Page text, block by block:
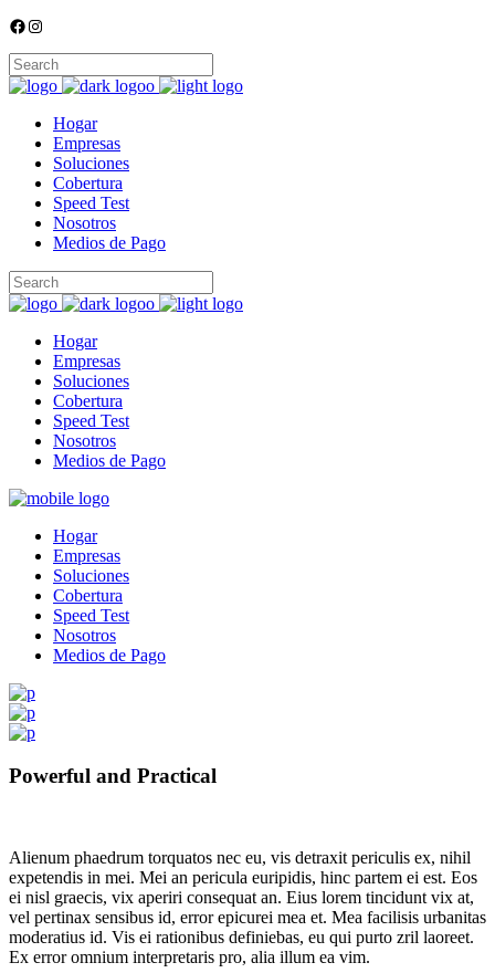
Facebook
Instagram
Hogar
Empresas
Soluciones
Cobertura
Speed Test
Nosotros
Medios de Pago
Hogar
Empresas
Soluciones
Cobertura
Speed Test
Nosotros
Medios de Pago
Hogar
Empresas
Soluciones
Cobertura
Speed Test
Nosotros
Medios de Pago
Powerful and Practical
Alienum phaedrum torquatos nec eu, vis detraxit periculis ex, nihil
expetendis in mei. Mei an pericula euripidis, hinc partem ei est. Eos
ei nisl graecis, vix aperiri consequat an. Eius lorem tincidunt vix at,
vel pertinax sensibus id, error epicurei mea et. Mea facilisis urbanitas
moderatius id. Vis ei rationibus definiebas, eu qui purto zril laoreet.
Ex error omnium interpretaris pro, alia illum ea vim.